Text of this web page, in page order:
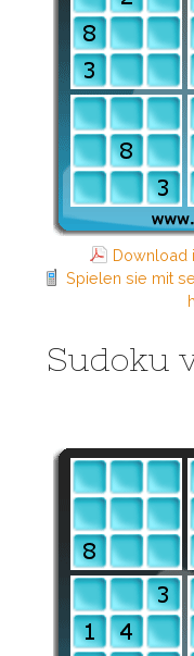
Download
Spielen sie mit
Sudoku